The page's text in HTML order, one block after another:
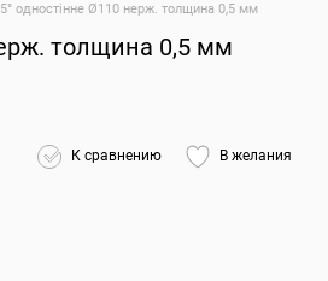
одностінне Ø110 нерж. толщина 0,5 мм
толщина 0,5 мм
К сравнению В желания